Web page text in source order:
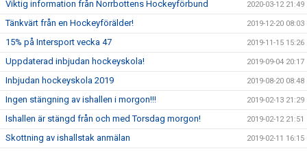
Viktig information från Norrbottens Hockeyförbund 2020-03-12 21:49
Tänkvärt från en Hockeyförälder! 2019-12-20 08:03
15% på Intersport vecka 47 2019-11-15 15:26
Uppdaterad inbjudan hockeyskola! 2019-09-04 20:17
Inbjudan hockeyskola 2019 2019-08-20 08:48
Ingen stängning av ishallen i morgon!!! 2019-02-13 21:29
Ishallen är stängd från och med Torsdag morgon! 2019-02-12 21:51
Skottning av ishallstak anmälan 2019-02-11 16:15